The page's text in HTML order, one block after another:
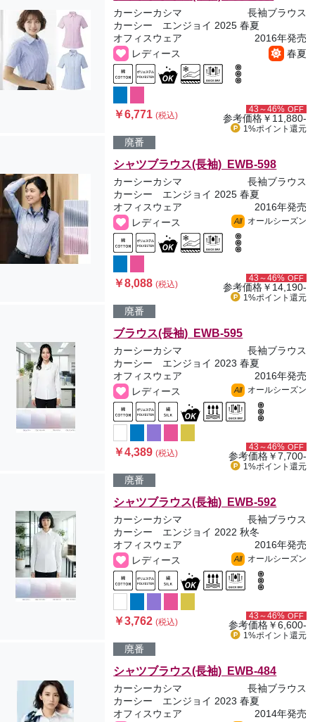
カーシーカシマ
長袖ブラウス
カーシー エンジョイ 2025 春夏
オフィスウェア
2016年発売
レディース
春夏
￥6,771(税込)
43～46% OFF
参考価格￥11,880-
1%ポイント 還元
廃番
シャツブラウス(長袖) EWB-598
カーシーカシマ
長袖ブラウス
カーシー エンジョイ 2025 春夏
オフィスウェア
2016年発売
レディース
All オールシーズン
￥8,088(税込)
43～46% OFF
参考価格￥14,190-
1%ポイント 還元
廃番
ブラウス(長袖) EWB-595
カーシーカシマ
長袖ブラウス
カーシー エンジョイ 2023 春夏
オフィスウェア
2016年発売
レディース
All オールシーズン
￥4,389(税込)
43～46% OFF
参考価格￥7,700-
1%ポイント 還元
廃番
シャツブラウス(長袖) EWB-592
カーシーカシマ
長袖ブラウス
カーシー エンジョイ 2022 秋冬
オフィスウェア
2016年発売
レディース
All オールシーズン
￥3,762(税込)
43～46% OFF
参考価格￥6,600-
1%ポイント 還元
廃番
シャツブラウス(長袖) EWB-484
カーシーカシマ
長袖ブラウス
カーシー エンジョイ 2023 春夏
オフィスウェア
2014年発売